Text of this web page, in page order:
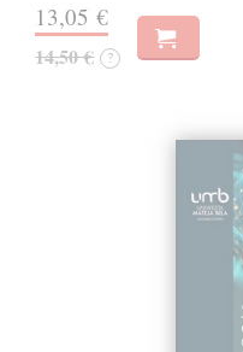
13,05 €
14,50 € ?